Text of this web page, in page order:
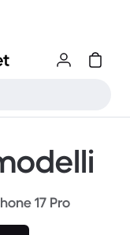
17 Pro